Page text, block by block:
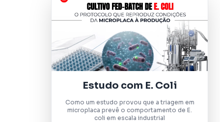
Estudo com E. Coli
Como um estudo provou que a triagem em
microplaca prevê o comportamento de E.
coli em escala industrial